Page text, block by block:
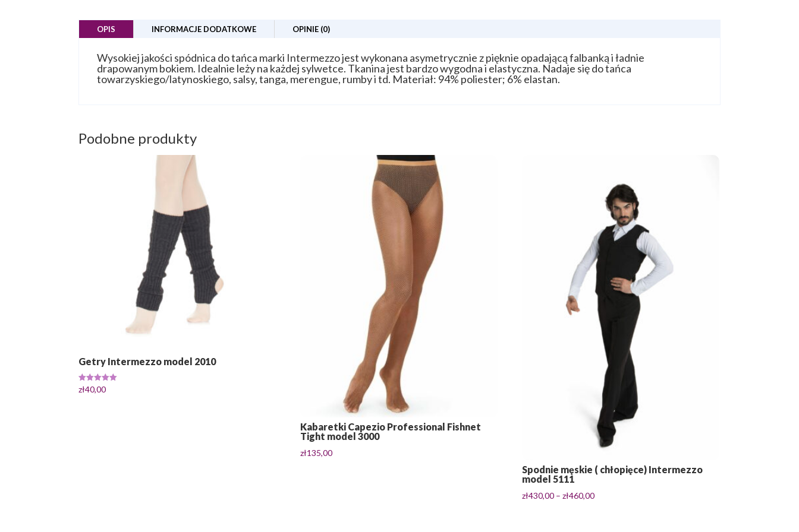
OPIS INFORMACJE DODATKOWE OPINIE (0)
Wysokiej jakości spódnica do tańca marki Intermezzo jest wykonana asymetrycznie z pięknie opadającą falbanką i ładnie
drapowanym bokiem. Idealnie leży na każdej sylwetce. Tkanina jest bardzo wygodna i elastyczna. Nadaje się do tańca
towarzyskiego/latynoskiego, salsy, tanga, merengue, rumby i td. Materiał: 94% poliester; 6% elastan.
Podobne produkty
Getry Intermezzo model 2010
Oceniono
5.00
zł40,00
Kabaretki Capezio Professional Fishnet
Tight model 3000
zł135,00
Spodnie męskie ( chłopięce) Intermezzo
model 5111
zł430,00 – zł460,00Zakres